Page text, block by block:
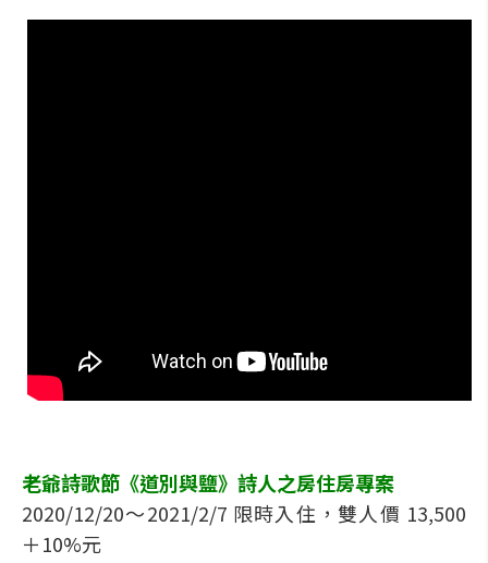
老爺詩歌節《道別與鹽》詩人之房住房專案
2020/12/20～2021/2/7 限時入住，雙人價 13,500
＋10%元